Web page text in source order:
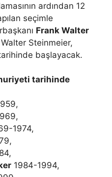
ardından 12
seçimle
Frank Walter
Steinmeier,
başlayacak.
tarihinde
1974,
1984-1994,